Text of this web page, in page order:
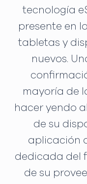
tecnología
presente en
tabletas y
nuevos.
mayoría de
hacer yendo
de su
aplicación
dedicada del
de su